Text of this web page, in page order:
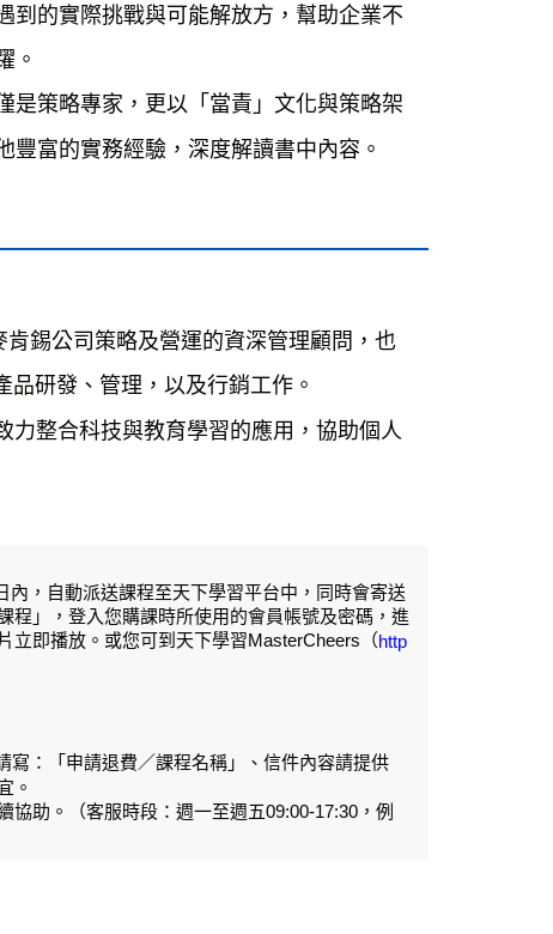
到的實際挑戰與可能解放方，幫助企業不
。
是策略專家，更以「當責」文化與策略架
富的實務經驗，深度解讀書中內容。
錫公司策略及營運的資深管理顧問，也
研發、管理，以及行銷工作。
整合科技與教育學習的應用，協助個人
，自動派送課程至天下學習平台中，同時會寄送
程」，登入您購課時所使用的會員帳號及密碼，進
立即播放。或您可到天下學習MasterCheers（http
寫：「申請退費／課程名稱」、信件內容請提供
。
助。（客服時段：週一至週五09:00-17:30，例